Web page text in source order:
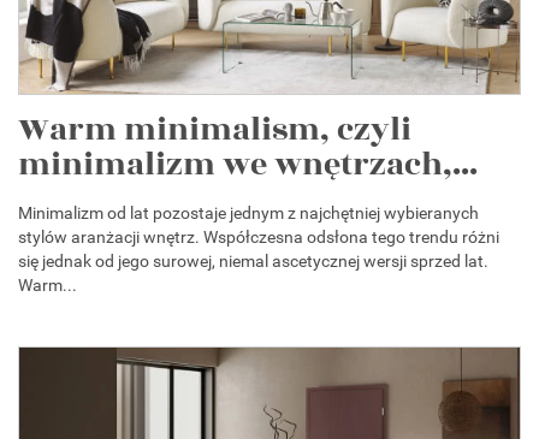
Warm minimalism, czyli
minimalizm we wnętrzach,...
Minimalizm od lat pozostaje jednym z najchętniej wybieranych
stylów aranżacji wnętrz. Współczesna odsłona tego trendu różni
się jednak od jego surowej, niemal ascetycznej wersji sprzed lat.
Warm...